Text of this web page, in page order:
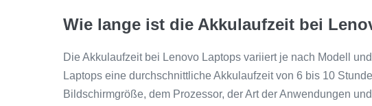
Wie lange ist die Akkulaufzeit bei
Die Akkulaufzeit bei Lenovo Laptops variiert je nach Modell
Laptops eine durchschnittliche Akkulaufzeit von 6 bis 10
Bildschirmgröße, dem Prozessor, der Art der Anwendungen